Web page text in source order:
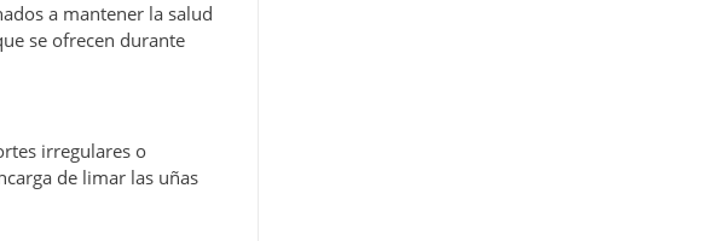
a mantener la salud
se ofrecen durante
irregulares o
de limar las uñas